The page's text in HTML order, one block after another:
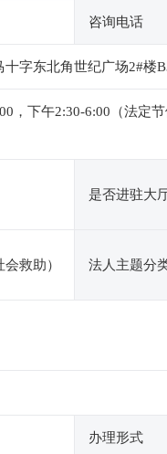
咨询电话
十字东北角世纪广场2#楼
，下午2:30-6:00（法定
是否进驻大
救助） 法人主题分
办理形式